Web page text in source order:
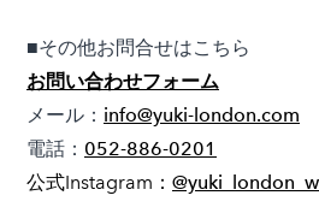
■その他お問合せはこちら
お問い合わせフォーム
メール： info@yuki-london.com
電話： 052-886-0201
公式Instagram：